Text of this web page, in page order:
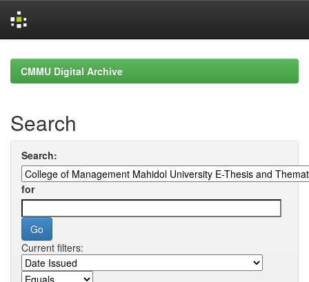
navigationCMMU Digital Archive
Search
Search:
for
Current filters: